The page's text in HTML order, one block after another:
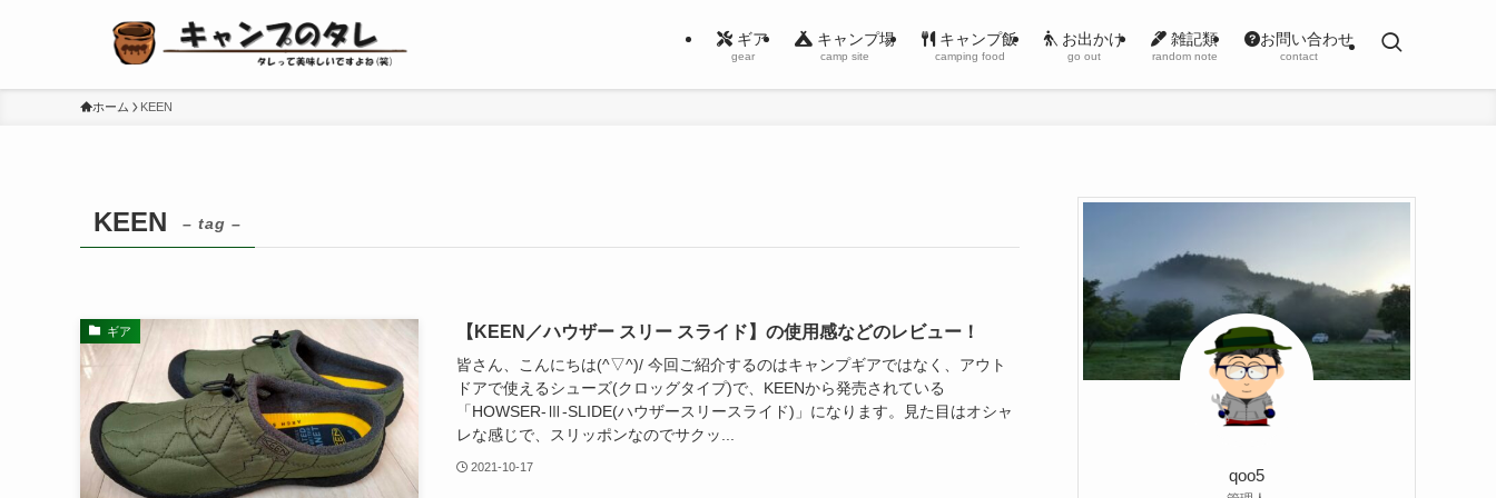
ギア
gear
キャンプ場
camp site
キャンプ飯
camping food
お出かけ
go out
雑記類
random note
お問い合わせ
contact
ホーム KEEN
KEEN – tag –
ギア 【KEEN／ハウザー スリー スライド】の使用感などのレビュー！
皆さん、こんにちは(^▽^)/ 今回ご紹介するのはキャンプギアではなく、アウト
ドアで使えるシューズ(クロッグタイプ)で、KEENから発売されている
「HOWSER-Ⅲ-SLIDE(ハウザースリースライド)」になります。見た目はオシャ
レな感じで、スリッポンなのでサクッ...
2021-10-17 qoo5